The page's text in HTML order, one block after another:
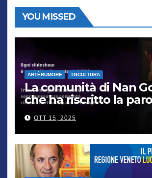
YOU MISSED
ARTÈRUMORE TGCULTURA
La comunità di Nan
che ha riscritto la
“famiglia”
OTT 15, 2025